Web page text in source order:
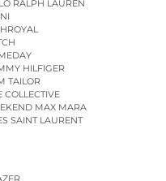
RALPH LAUREN
HILFIGER
TAILOR
COLLECTIVE
MAX MARA
SAINT LAURENT